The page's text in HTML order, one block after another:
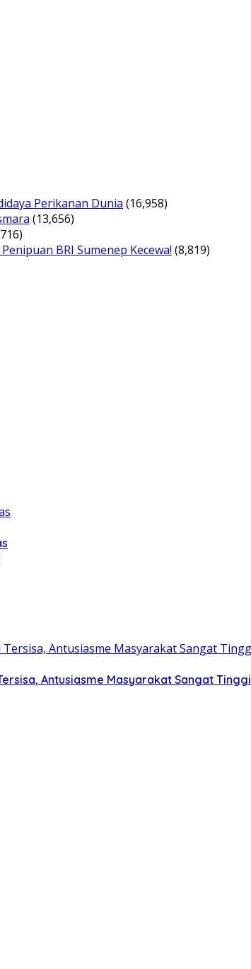
Perikanan Dunia (16,958)
(13,656)
BRI Sumenep Kecewa! (8,819)
Antusiasme Masyarakat Sangat Tinggi